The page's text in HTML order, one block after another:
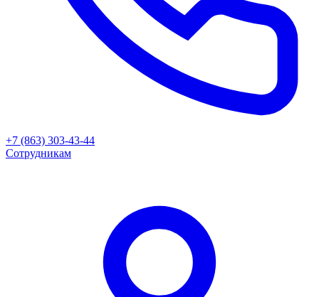
+7 (863) 303-43-44
Сотрудникам